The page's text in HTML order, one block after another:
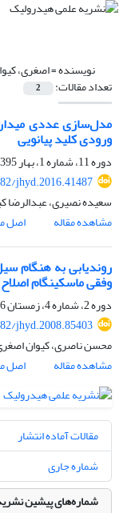
نویسنده =اصغری،
تعداد مقالات: 2
مدل‌سازی عددی
ورودی کلید پیانویی
دوره 11، شماره 1، بهار 1395، صفحه
jhyd.2016.41487
سعیده نصیری، عبدالرضا
مشاهده مقاله
اصل
روندیابی به هنگام
وفقی ماسکینگام
دوره 2، شماره 4، زمستان 1386، صفحه
jhyd.2008.85403
محسن ناصری، کیوان
مشاهده مقاله
اصل
مقالات آماده انتشار
شماره جاری
شماره‌های پیشین